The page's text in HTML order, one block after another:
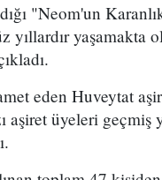
"Neom'un
yaşamakta
eden Huveytat
aşiret üyeleri geçmiş